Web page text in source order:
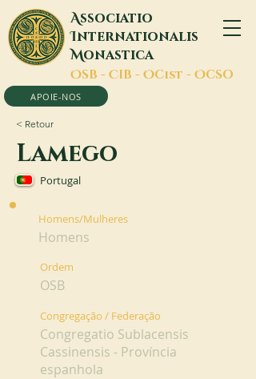
Associatio
Internationalis
Monastica
OSB - CIB - OCist - OCSO
APOIE-NOS
< Retour
Lamego
Portugal
Homens/Mulheres
Homens
Ordem
OSB
Congregação / Federação
Congregatio Sublacensis
Cassinensis - Província
espanhola